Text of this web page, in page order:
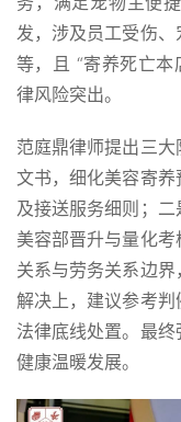
发，涉及员工受伤
等，且 “寄养死亡
律风险突出。
范庭鼎律师提出三
文书，细化美容寄
及接送服务细则；二
美容部晋升与量化
关系与劳务关系边
解决上，建议参考
法律底线处置。最
健康温暖发展。